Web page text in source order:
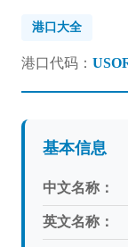
港口大全
港口代码：
基本信息
中文名称：
英文名称：